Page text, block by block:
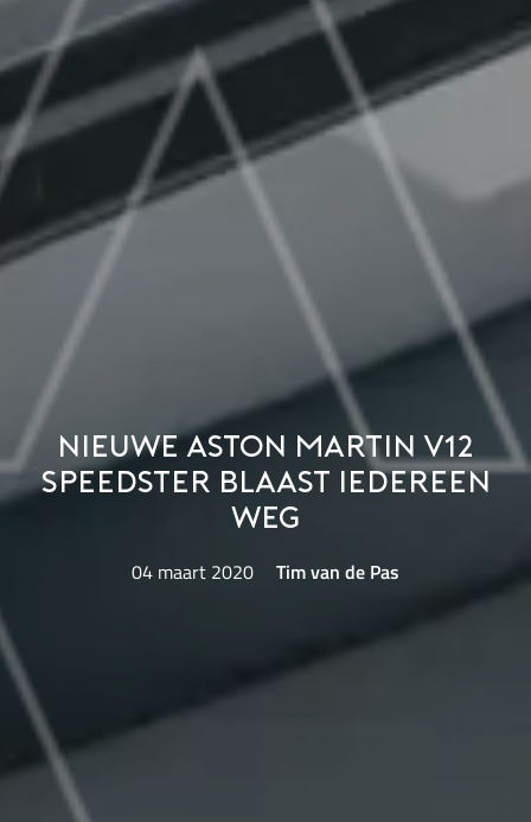
Nieuwe Aston Martin V12
Speedster blaast iedereen
weg
04 maart 2020 Tim van de Pas